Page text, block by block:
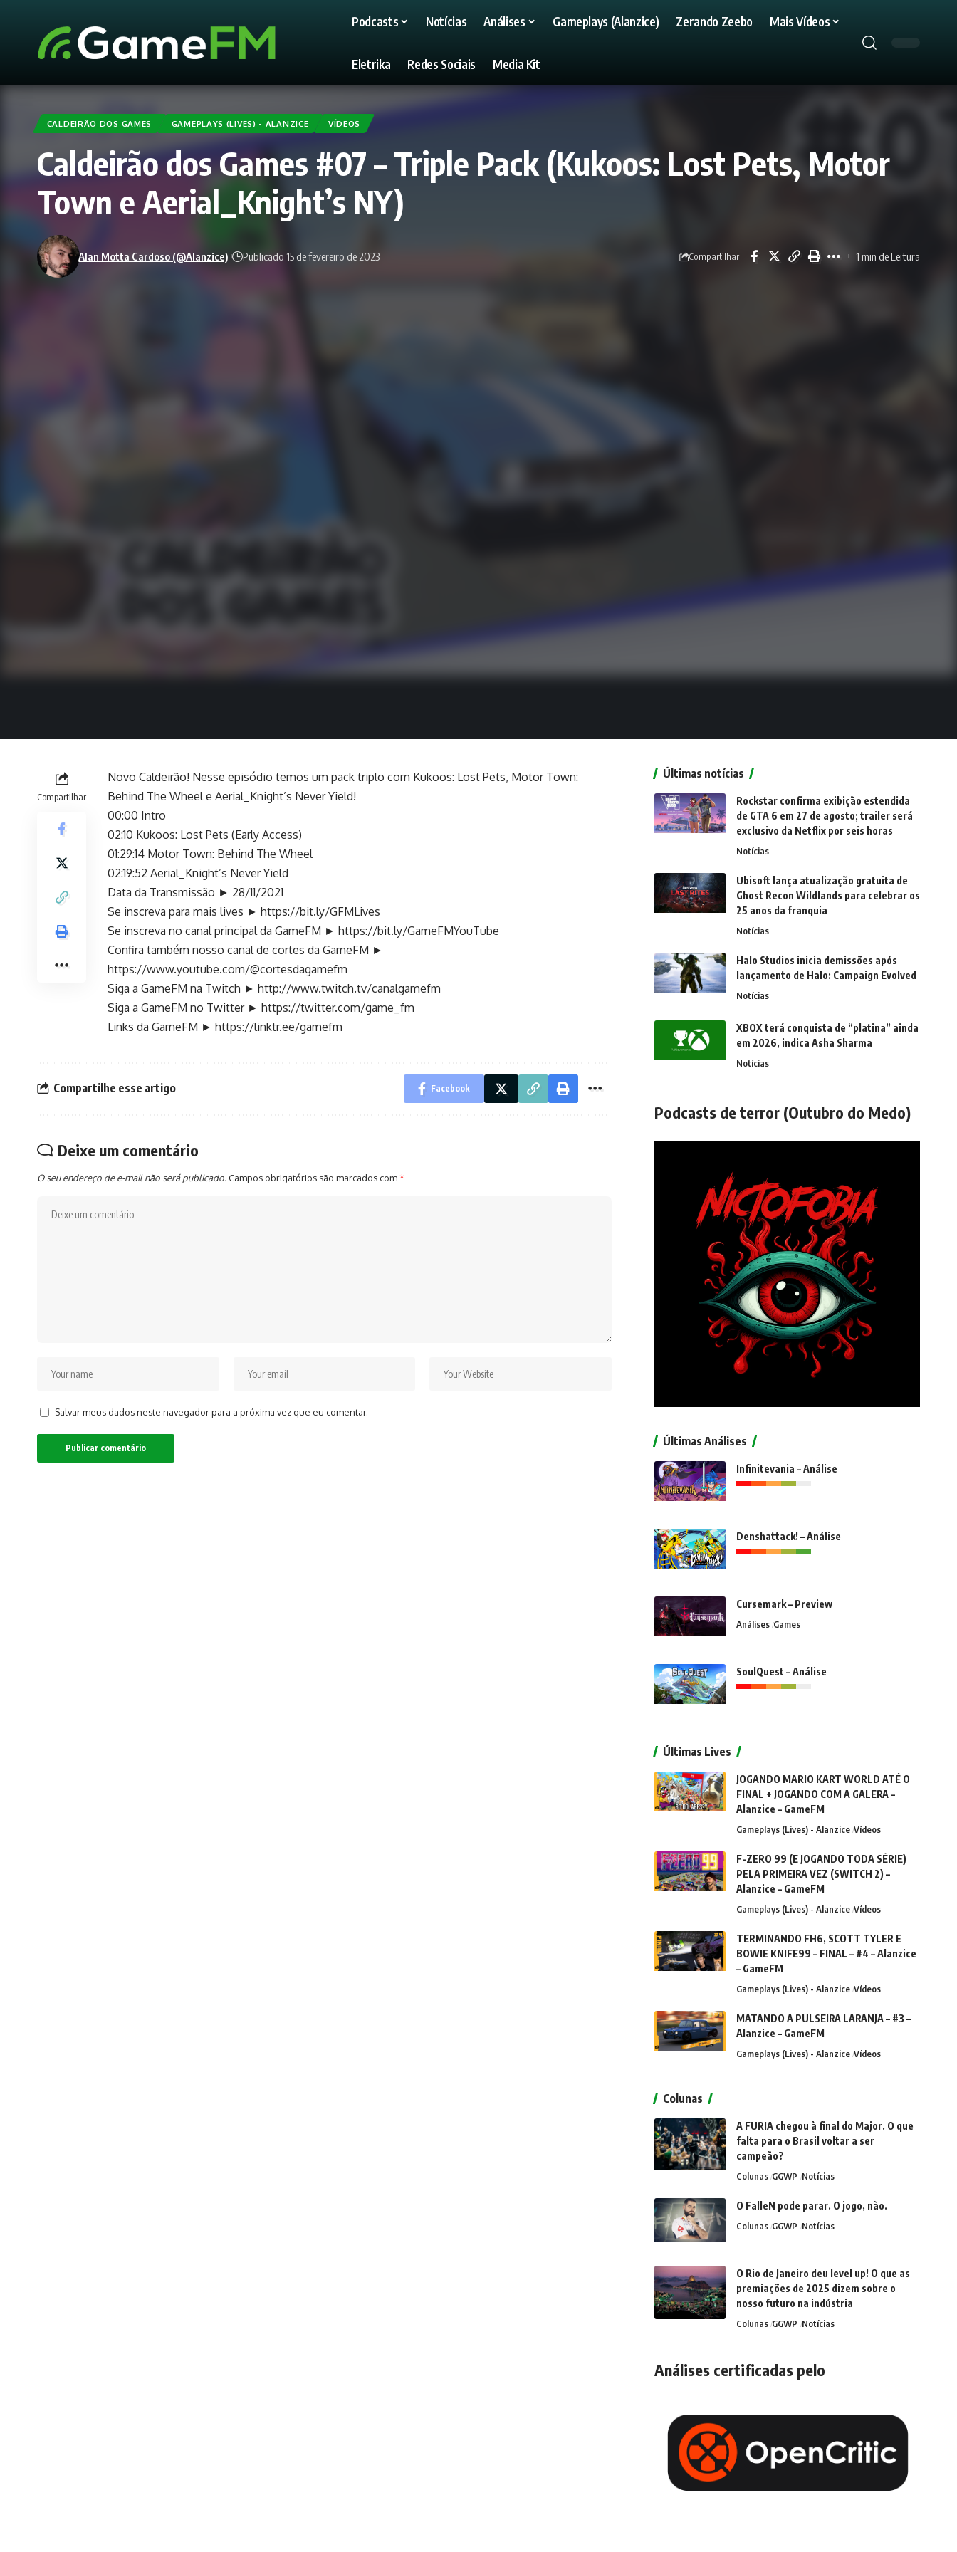
Podcasts Notícias Análises Gameplays (Alanzice) Zerando Zeebo Mais Vídeos
Eletrika Redes Sociais Media Kit
CALDEIRÃO DOS GAMES GAMEPLAYS (LIVES) - ALANZICE VÍDEOS
Caldeirão dos Games #07 – Triple Pack (Kukoos: Lost Pets, Motor
Town e Aerial_Knight’s NY)
Alan Motta Cardoso (@Alanzice) Publicado 15 de fevereiro de 2023 Compartilhar 1 min de Leitura
Compartilhar
Novo Caldeirão! Nesse episódio temos um pack triplo com Kukoos: Lost Pets, Motor Town:
Behind The Wheel e Aerial_Knight’s Never Yield!
00:00 Intro
02:10 Kukoos: Lost Pets (Early Access)
01:29:14 Motor Town: Behind The Wheel
02:19:52 Aerial_Knight’s Never Yield
Data da Transmissão ► 28/11/2021
Se inscreva para mais lives ► https://bit.ly/GFMLives
Se inscreva no canal principal da GameFM ► https://bit.ly/GameFMYouTube
Confira também nosso canal de cortes da GameFM ►
https://www.youtube.com/@cortesdagamefm
Siga a GameFM na Twitch ► http://www.twitch.tv/canalgamefm
Siga a GameFM no Twitter ► https://twitter.com/game_fm
Links da GameFM ► https://linktr.ee/gamefm
Compartilhe esse artigo Facebook
Deixe um comentário
O seu endereço de e-mail não será publicado. Campos obrigatórios são marcados com*
Salvar meus dados neste navegador para a próxima vez que eu comentar.
Últimas notícias
Rockstar confirma exibição estendida
de GTA 6 em 27 de agosto; trailer será
exclusivo da Netflix por seis horas
Notícias
Ubisoft lança atualização gratuita de
Ghost Recon Wildlands para celebrar os
25 anos da franquia
Notícias
Halo Studios inicia demissões após
lançamento de Halo: Campaign Evolved
Notícias
XBOX terá conquista de “platina” ainda
em 2026, indica Asha Sharma
Notícias
Podcasts de terror (Outubro do Medo)
Últimas Análises
Infinitevania – Análise
Denshattack! – Análise
Cursemark – Preview
Análises Games
SoulQuest – Análise
Últimas Lives
JOGANDO MARIO KART WORLD ATÉ O
FINAL + JOGANDO COM A GALERA –
Alanzice – GameFM
Gameplays (Lives) - Alanzice Vídeos
F-ZERO 99 (E JOGANDO TODA SÉRIE)
PELA PRIMEIRA VEZ (SWITCH 2) –
Alanzice – GameFM
Gameplays (Lives) - Alanzice Vídeos
TERMINANDO FH6, SCOTT TYLER E
BOWIE KNIFE99 – FINAL – #4 – Alanzice
– GameFM
Gameplays (Lives) - Alanzice Vídeos
MATANDO A PULSEIRA LARANJA – #3 –
Alanzice – GameFM
Gameplays (Lives) - Alanzice Vídeos
Colunas
A FURIA chegou à final do Major. O que
falta para o Brasil voltar a ser
campeão?
Colunas GGWP Notícias
O FalleN pode parar. O jogo, não.
Colunas GGWP Notícias
O Rio de Janeiro deu level up! O que as
premiações de 2025 dizem sobre o
nosso futuro na indústria
Colunas GGWP Notícias
Análises certificadas pelo